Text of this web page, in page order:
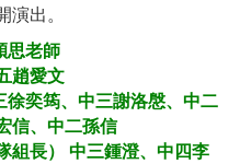
演出。
思老師
趙愛文
徐奕筠、中三謝洛慇、中二
信、中二孫信
組長） 中三鍾澄、中四李